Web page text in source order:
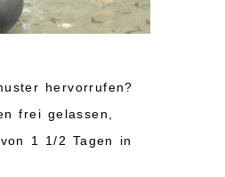
hervorrufen?
frei gelassen,
1 1/2 Tagen in